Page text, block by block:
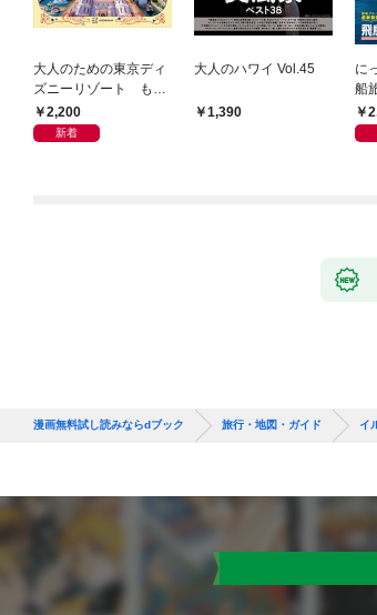
大人のための東京ディ
ズニーリゾート もっ
とやさしいガイド
2,200
新着
大人のハワイ Vol.45
1,390
に
船
漫画無料試し読みならdブック 旅行・地図・ガイド イ